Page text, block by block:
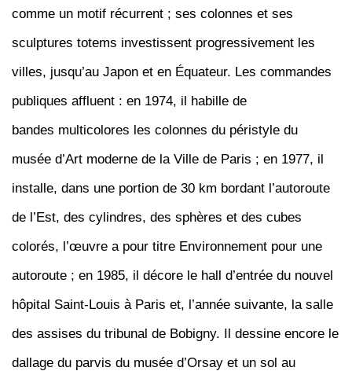
comme un motif récurrent ; ses colonnes et ses
sculptures totems investissent progressivement les
villes, jusqu’au Japon et en Équateur. Les commandes
publiques affluent : en 1974, il habille de
bandes multicolores les colonnes du péristyle du
musée d’Art moderne de la Ville de Paris ; en 1977, il
installe, dans une portion de 30 km bordant l’autoroute
de l’Est, des cylindres, des sphères et des cubes
colorés, l’œuvre a pour titre Environnement pour une
autoroute ; en 1985, il décore le hall d’entrée du nouvel
hôpital Saint-Louis à Paris et, l’année suivante, la salle
des assises du tribunal de Bobigny. Il dessine encore le
dallage du parvis du musée d’Orsay et un sol au